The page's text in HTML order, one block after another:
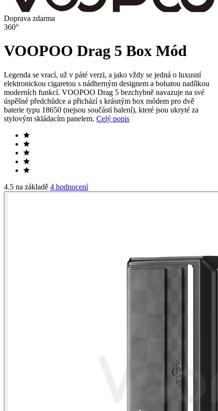
Doprava zdarma
360°
VOOPOO Drag 5 Box Mód
Legenda se vrací, už v páté verzi, a jako vždy se jedná o luxusní
elektronickou cigaretou s nádherným designem a bohatou nadílkou
moderních funkcí. VOOPOO Drag 5 bezchybně navazuje na své
úspěšné předchůdce a přichází s krásným box módem pro dvě
baterie typu 18650 (nejsou součástí balení), které jsou ukryté za
stylovým skládacím panelem. Celý popis
4.5 na základě 4 hodnocení